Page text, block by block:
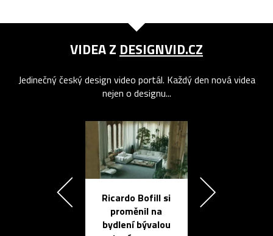
VIDEA Z DESIGNVID.CZ
Jedinečný český design video portál. Každý den nová videa
nejen o designu...
Ricardo Bofill si
proměnil na
bydlení bývalou